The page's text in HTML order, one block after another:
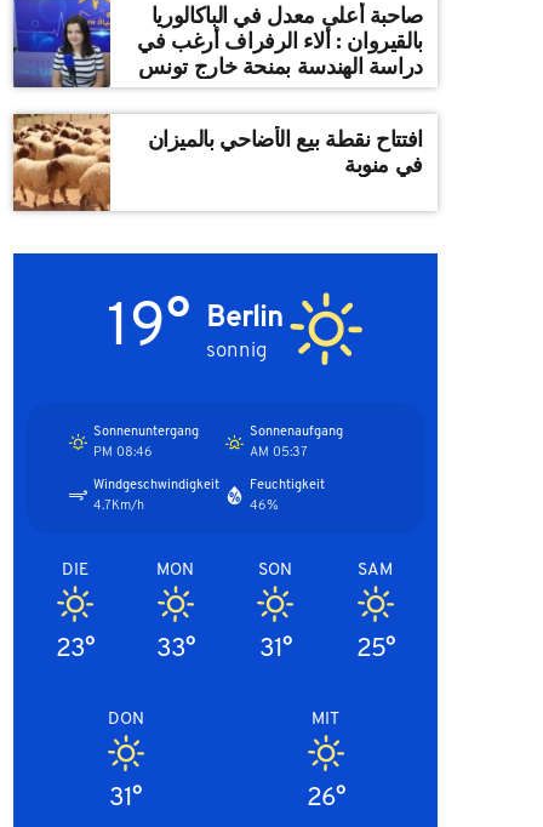
صاحبة أعلى معدل في الباكالوريا
بالقيروان : ألاء الرفراف أرغب في
دراسة الهندسة بمنحة خارج تونس
افتتاح نقطة بيع الأضاحي بالميزان
في منوبة
Berlin
sonnig
19°
Sonnenaufgang
05:37 AM
Sonnenuntergang
08:46 PM
Feuchtigkeit
46%
Windgeschwindigkeit
4.7Km/h
SAM
25°
SON
31°
MON
33°
DIE
23°
MIT
26°
DON
31°